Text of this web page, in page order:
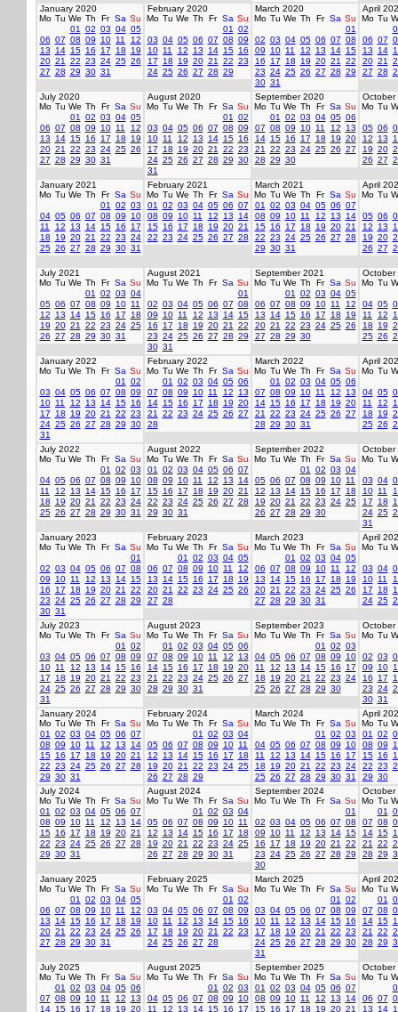
January 2020
Mo Tu We Th Fr Sa Su
01
02 03 04 05
06 07 08 09 10 11
12
13
14 15 16 17 18
19
20 21 22 23 24 25 26
27 28 29 30 31
February 2020
Mo Tu We Th Fr Sa Su
01
02
03 04 05 06 07 08 09
10 11 12 13 14 15 16
17
18 19 20 21 22 23
24 25 26 27 28 29
March 2020
Mo Tu We Th Fr Sa Su
01
02 03 04 05 06 07 08
09
10 11 12 13 14 15
16
17 18 19 20 21
22
23 24 25 26 27 28 29
30 31
April
Mo Tu
06 07
13
14
20 21
27 28
July 2020
Mo Tu We Th Fr Sa Su
01
02 03 04 05
06 07 08 09 10 11
12
13
14 15 16 17 18
19
20 21 22 23 24 25 26
27 28 29 30 31
August 2020
Mo Tu We Th Fr Sa Su
01
02
03 04 05 06 07 08 09
10 11 12 13 14 15 16
17
18 19 20 21 22 23
24 25 26 27 28 29 30
31
September 2020
Mo Tu We Th Fr Sa Su
01
02 03 04 05 06
07 08 09 10 11 12
13
14 15 16 17 18 19 20
21
22 23 24 25 26 27
28 29 30
October
Mo Tu
05 06
12
13
19 20
26 27
January 2021
Mo Tu We Th Fr Sa Su
01
02 03
04 05 06 07 08 09
10
11
12 13 14 15 16
17
18
19 20 21 22 23 24
25 26 27 28 29 30 31
February 2021
Mo Tu We Th Fr Sa Su
01
02 03 04 05 06 07
08 09 10 11 12 13
14
15 16 17 18 19 20 21
22 23 24 25 26 27 28
March 2021
Mo Tu We Th Fr Sa Su
01
02 03 04 05 06 07
08 09 10 11 12 13
14
15 16 17 18 19 20 21
22 23 24 25 26 27 28
29 30 31
April
Mo Tu
05 06
12
13
19 20
26 27
July 2021
Mo Tu We Th Fr Sa Su
01
02 03 04
05 06 07 08 09 10 11
12
13 14 15 16 17
18
19 20 21 22 23 24 25
26 27 28 29 30 31
August 2021
Mo Tu We Th Fr Sa Su
01
02 03 04 05 06 07 08
09
10 11 12 13 14 15
16
17 18 19 20 21
22
23 24 25 26 27 28 29
30 31
September 2021
Mo Tu We Th Fr Sa Su
01
02 03 04 05
06 07 08 09 10 11
12
13
14 15 16 17 18
19
20 21 22 23 24 25 26
27 28 29 30
October
Mo Tu
04 05
11
12
18
19
25 26
January 2022
Mo Tu We Th Fr Sa Su
01
02
03 04 05 06 07 08 09
10 11 12 13 14 15 16
17
18 19 20 21 22 23
24 25 26 27 28 29 30
31
February 2022
Mo Tu We Th Fr Sa Su
01
02 03 04 05 06
07 08 09 10 11 12
13
14 15 16 17 18 19 20
21
22 23 24 25 26 27
28
March 2022
Mo Tu We Th Fr Sa Su
01
02 03 04 05 06
07 08 09 10 11 12
13
14 15 16 17 18 19 20
21
22 23 24 25 26 27
28 29 30 31
April
Mo Tu
04 05
11
12
18
19
25 26
July 2022
Mo Tu We Th Fr Sa Su
01
02 03
04 05 06 07 08 09
10
11
12 13 14 15 16
17
18
19 20 21 22 23 24
25 26 27 28 29 30 31
August 2022
Mo Tu We Th Fr Sa Su
01
02 03 04 05 06 07
08 09 10 11 12 13
14
15 16 17 18 19 20 21
22 23 24 25 26 27 28
29 30 31
September 2022
Mo Tu We Th Fr Sa Su
01
02 03 04
05 06 07 08 09 10 11
12
13 14 15 16 17
18
19 20 21 22 23 24 25
26 27 28 29 30
October
Mo Tu
03 04
10 11
17
18
24 25
31
January 2023
Mo Tu We Th Fr Sa Su
01
02 03 04 05 06 07 08
09
10 11 12 13 14 15
16
17 18 19 20 21
22
23 24 25 26 27 28 29
30 31
February 2023
Mo Tu We Th Fr Sa Su
01
02 03 04 05
06 07 08 09 10 11
12
13
14 15 16 17 18
19
20 21 22 23 24 25 26
27 28
March 2023
Mo Tu We Th Fr Sa Su
01
02 03 04 05
06 07 08 09 10 11
12
13
14 15 16 17 18
19
20 21 22 23 24 25 26
27 28 29 30 31
April
Mo Tu
03 04
10 11
17
18
24 25
July 2023
Mo Tu We Th Fr Sa Su
01
02
03 04 05 06 07 08 09
10 11 12 13 14 15 16
17
18 19 20 21 22 23
24 25 26 27 28 29 30
31
August 2023
Mo Tu We Th Fr Sa Su
01
02 03 04 05 06
07 08 09 10 11 12
13
14 15 16 17 18 19 20
21
22 23 24 25 26 27
28 29 30 31
September 2023
Mo Tu We Th Fr Sa Su
01
02 03
04 05 06 07 08 09
10
11
12 13 14 15 16
17
18
19 20 21 22 23 24
25 26 27 28 29 30
October
Mo Tu
02 03
09
10
16
17
23 24
30 31
January 2024
Mo Tu We Th Fr Sa Su
01
02 03 04 05 06 07
08 09 10 11 12 13
14
15 16 17 18 19 20 21
22 23 24 25 26 27 28
29 30 31
February 2024
Mo Tu We Th Fr Sa Su
01
02 03 04
05 06 07 08 09 10 11
12
13 14 15 16 17
18
19 20 21 22 23 24 25
26 27 28 29
March 2024
Mo Tu We Th Fr Sa Su
01
02 03
04 05 06 07 08 09
10
11
12 13 14 15 16
17
18
19 20 21 22 23 24
25 26 27 28 29 30 31
April
Mo Tu
01
02
08 09
15 16
22 23
29 30
July 2024
Mo Tu We Th Fr Sa Su
01
02 03 04 05 06 07
08 09 10 11 12 13
14
15 16 17 18 19 20 21
22 23 24 25 26 27 28
29 30 31
August 2024
Mo Tu We Th Fr Sa Su
01
02 03 04
05 06 07 08 09 10 11
12
13 14 15 16 17
18
19 20 21 22 23 24 25
26 27 28 29 30 31
September 2024
Mo Tu We Th Fr Sa Su
01
02 03 04 05 06 07 08
09
10 11 12 13 14 15
16
17 18 19 20 21
22
23 24 25 26 27 28 29
30
October
Mo Tu
01
07 08
14 15
21
22
28 29
January 2025
Mo Tu We Th Fr Sa Su
01
02 03 04 05
06 07 08 09 10 11
12
13
14 15 16 17 18
19
20 21 22 23 24 25 26
27 28 29 30 31
February 2025
Mo Tu We Th Fr Sa Su
01
02
03 04 05 06 07 08 09
10 11 12 13 14 15 16
17
18 19 20 21 22 23
24 25 26 27 28
March 2025
Mo Tu We Th Fr Sa Su
01
02
03 04 05 06 07 08 09
10 11 12 13 14 15 16
17
18 19 20 21 22 23
24 25 26 27 28 29 30
31
April
Mo Tu
01
07 08
14 15
21
22
28 29
July 2025
Mo Tu We Th Fr Sa Su
01
02 03 04 05 06
07 08 09 10 11 12
13
14 15 16 17 18 19 20
August 2025
Mo Tu We Th Fr Sa Su
01
02 03
04 05 06 07 08 09
10
11
12 13 14 15 16 17
September 2025
Mo Tu We Th Fr Sa Su
01
02 03 04 05 06 07
08 09 10 11 12 13
14
15 16 17 18 19 20 21
October
Mo Tu
06 07
13
14